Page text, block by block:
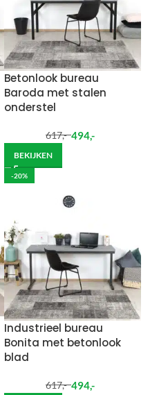
Betonlook bureau
Baroda met stalen
onderstel
617,- 494,-
BEKIJKEN
-20%
Industrieel bureau
Bonita met betonlook
blad
617,- 494,-